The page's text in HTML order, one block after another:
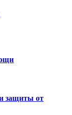
защиты от